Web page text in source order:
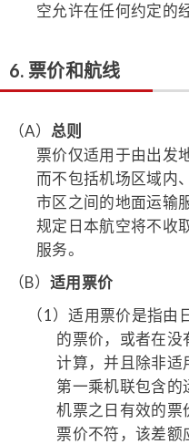
空允许在任何约定的
6. 票价和航线
（A） 总则
票价仅适用于由出发
而不包括机场区域内
市区之间的地面运输
规定日本航空将不收
服务。
（B）适用票价
（1）适用票价是指由
的票价，或者在没
计算，并且除非适
第一乘机联包含的
机票之日有效的票
票价不符，该差额